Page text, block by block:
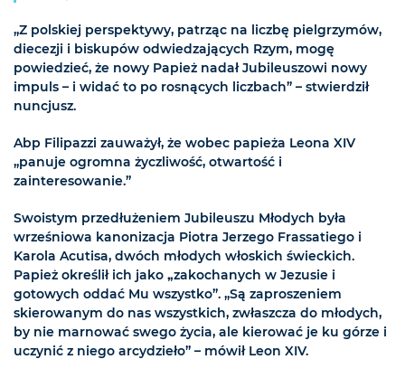
„Z polskiej perspektywy, patrząc na liczbę pielgrzymów,
diecezji i biskupów odwiedzających Rzym, mogę
powiedzieć, że nowy Papież nadał Jubileuszowi nowy
impuls – i widać to po rosnących liczbach” – stwierdził
nuncjusz.
Abp Filipazzi zauważył, że wobec papieża Leona XIV
„panuje ogromna życzliwość, otwartość i
zainteresowanie.”
Swoistym przedłużeniem Jubileuszu Młodych była
wrześniowa kanonizacja Piotra Jerzego Frassatiego i
Karola Acutisa, dwóch młodych włoskich świeckich.
Papież określił ich jako „zakochanych w Jezusie i
gotowych oddać Mu wszystko”. „Są zaproszeniem
skierowanym do nas wszystkich, zwłaszcza do młodych,
by nie marnować swego życia, ale kierować je ku górze i
uczynić z niego arcydzieło” – mówił Leon XIV.